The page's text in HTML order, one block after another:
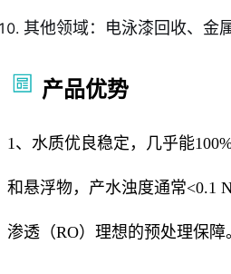
其他领域：电泳漆回收、金
产品优势
1、水质优良稳定，几乎能
和悬浮物，产水浊度通常<0.1
渗透（RO）理想的预处理保障